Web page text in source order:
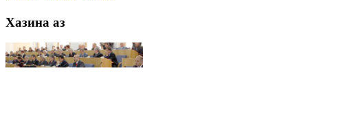
Хазина аз